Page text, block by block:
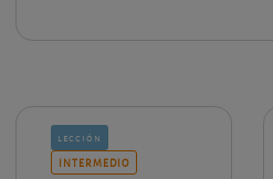
lección
INTERMEDIO